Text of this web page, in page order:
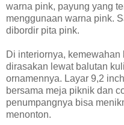
warna pink, payung yang
menggunaan warna pink.
dibordir pita pink.
Di interiornya,
dirasakan lewat balutan
ornamennya. Layar 9,2
bersama meja piknik dan
penumpangnya bisa
menonton.